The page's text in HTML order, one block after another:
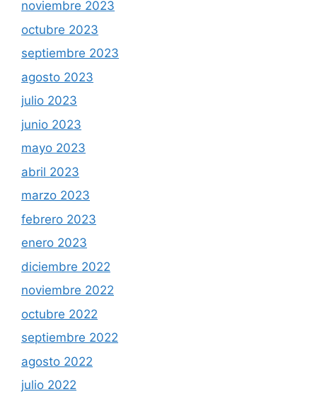
noviembre 2023
octubre 2023
septiembre 2023
agosto 2023
julio 2023
junio 2023
mayo 2023
abril 2023
marzo 2023
febrero 2023
enero 2023
diciembre 2022
noviembre 2022
octubre 2022
septiembre 2022
agosto 2022
julio 2022